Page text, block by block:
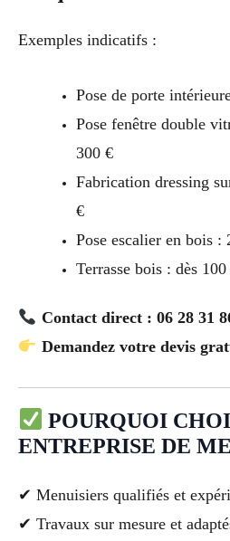
Exemples indicatifs :
Pose de porte
Pose fenêtre double
300 €
Fabrication dressing
€
Pose escalier en bois :
Terrasse bois : dès 100
Contact direct : 06 28 31
Demandez votre devis
POURQUOI
ENTREPRISE DE
✔ Menuisiers qualifiés et
✔ Travaux sur mesure et